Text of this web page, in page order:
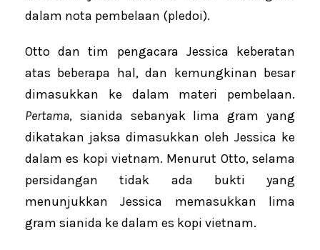
dalam nota pembelaan (pledoi).
Otto dan tim pengacara Jessica keberatan
atas beberapa hal, dan kemungkinan besar
dimasukkan ke dalam materi pembelaan.
Pertama, sianida sebanyak lima gram yang
dikatakan jaksa dimasukkan oleh Jessica ke
dalam es kopi vietnam. Menurut Otto, selama
persidangan tidak ada bukti yang
menunjukkan Jessica memasukkan lima
gram sianida ke dalam es kopi vietnam.